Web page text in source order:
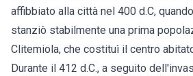
affibbiato alla città nel 400 d.C,
stanziò stabilmente una prima
Clitemiola, che costituì il centro
Durante il 412 d.C., a seguito